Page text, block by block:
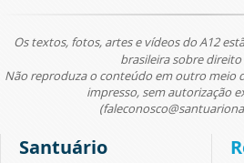
Os textos, fotos, artes e vídeos do A12
brasileira sobre
Não reproduza o conteúdo em outro meio
impresso, sem autorização
Santuário